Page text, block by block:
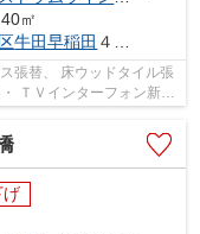
㎡
牛田早稲田 ４丁目7-45
張替、 床ウッドタイル張
ＴＶインターフォン新
新...
げ